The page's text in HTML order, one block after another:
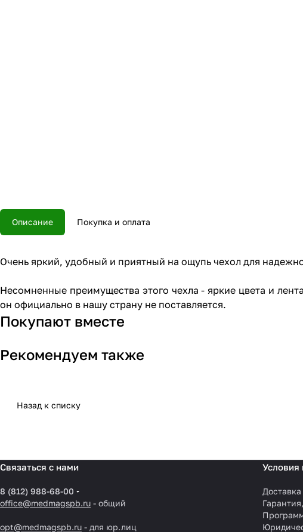
Описание Покупка и оплата
Очень яркий, удобный и приятный на ощупь чехол для
Несомненные преимущества этого чехла - яркие цвета и
он официально в нашу страну не поставляется.
Покупают вместе
Рекомендуем также
Назад к списку
Связаться с нами
8 (812) 988-68-00
office@medmagspb.ru - общий
opt@medmagspb.ru - для юр.лиц
Условия